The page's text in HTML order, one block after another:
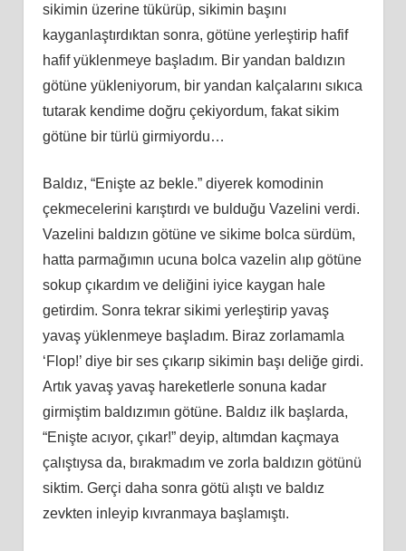
sikimin üzerine tükürüp, sikimin başını
kayganlaştırdıktan sonra, götüne yerleştirip hafif
hafif yüklenmeye başladım. Bir yandan baldızın
götüne yükleniyorum, bir yandan kalçalarını sıkıca
tutarak kendime doğru çekiyordum, fakat sikim
götüne bir türlü girmiyordu…
Baldız, “Enişte az bekle.” diyerek komodinin
çekmecelerini karıştırdı ve bulduğu Vazelini verdi.
Vazelini baldızın götüne ve sikime bolca sürdüm,
hatta parmağımın ucuna bolca vazelin alıp götüne
sokup çıkardım ve deliğini iyice kaygan hale
getirdim. Sonra tekrar sikimi yerleştirip yavaş
yavaş yüklenmeye başladım. Biraz zorlamamla
‘Flop!’ diye bir ses çıkarıp sikimin başı deliğe girdi.
Artık yavaş yavaş hareketlerle sonuna kadar
girmiştim baldızımın götüne. Baldız ilk başlarda,
“Enişte acıyor, çıkar!” deyip, altımdan kaçmaya
çalıştıysa da, bırakmadım ve zorla baldızın götünü
siktim. Gerçi daha sonra götü alıştı ve baldız
zevkten inleyip kıvranmaya başlamıştı.